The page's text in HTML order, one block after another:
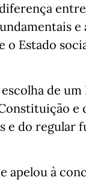
e
Estado
de
e
e do regular
apelou à